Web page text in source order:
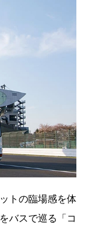
トの臨場感を体
バスで巡る「コ